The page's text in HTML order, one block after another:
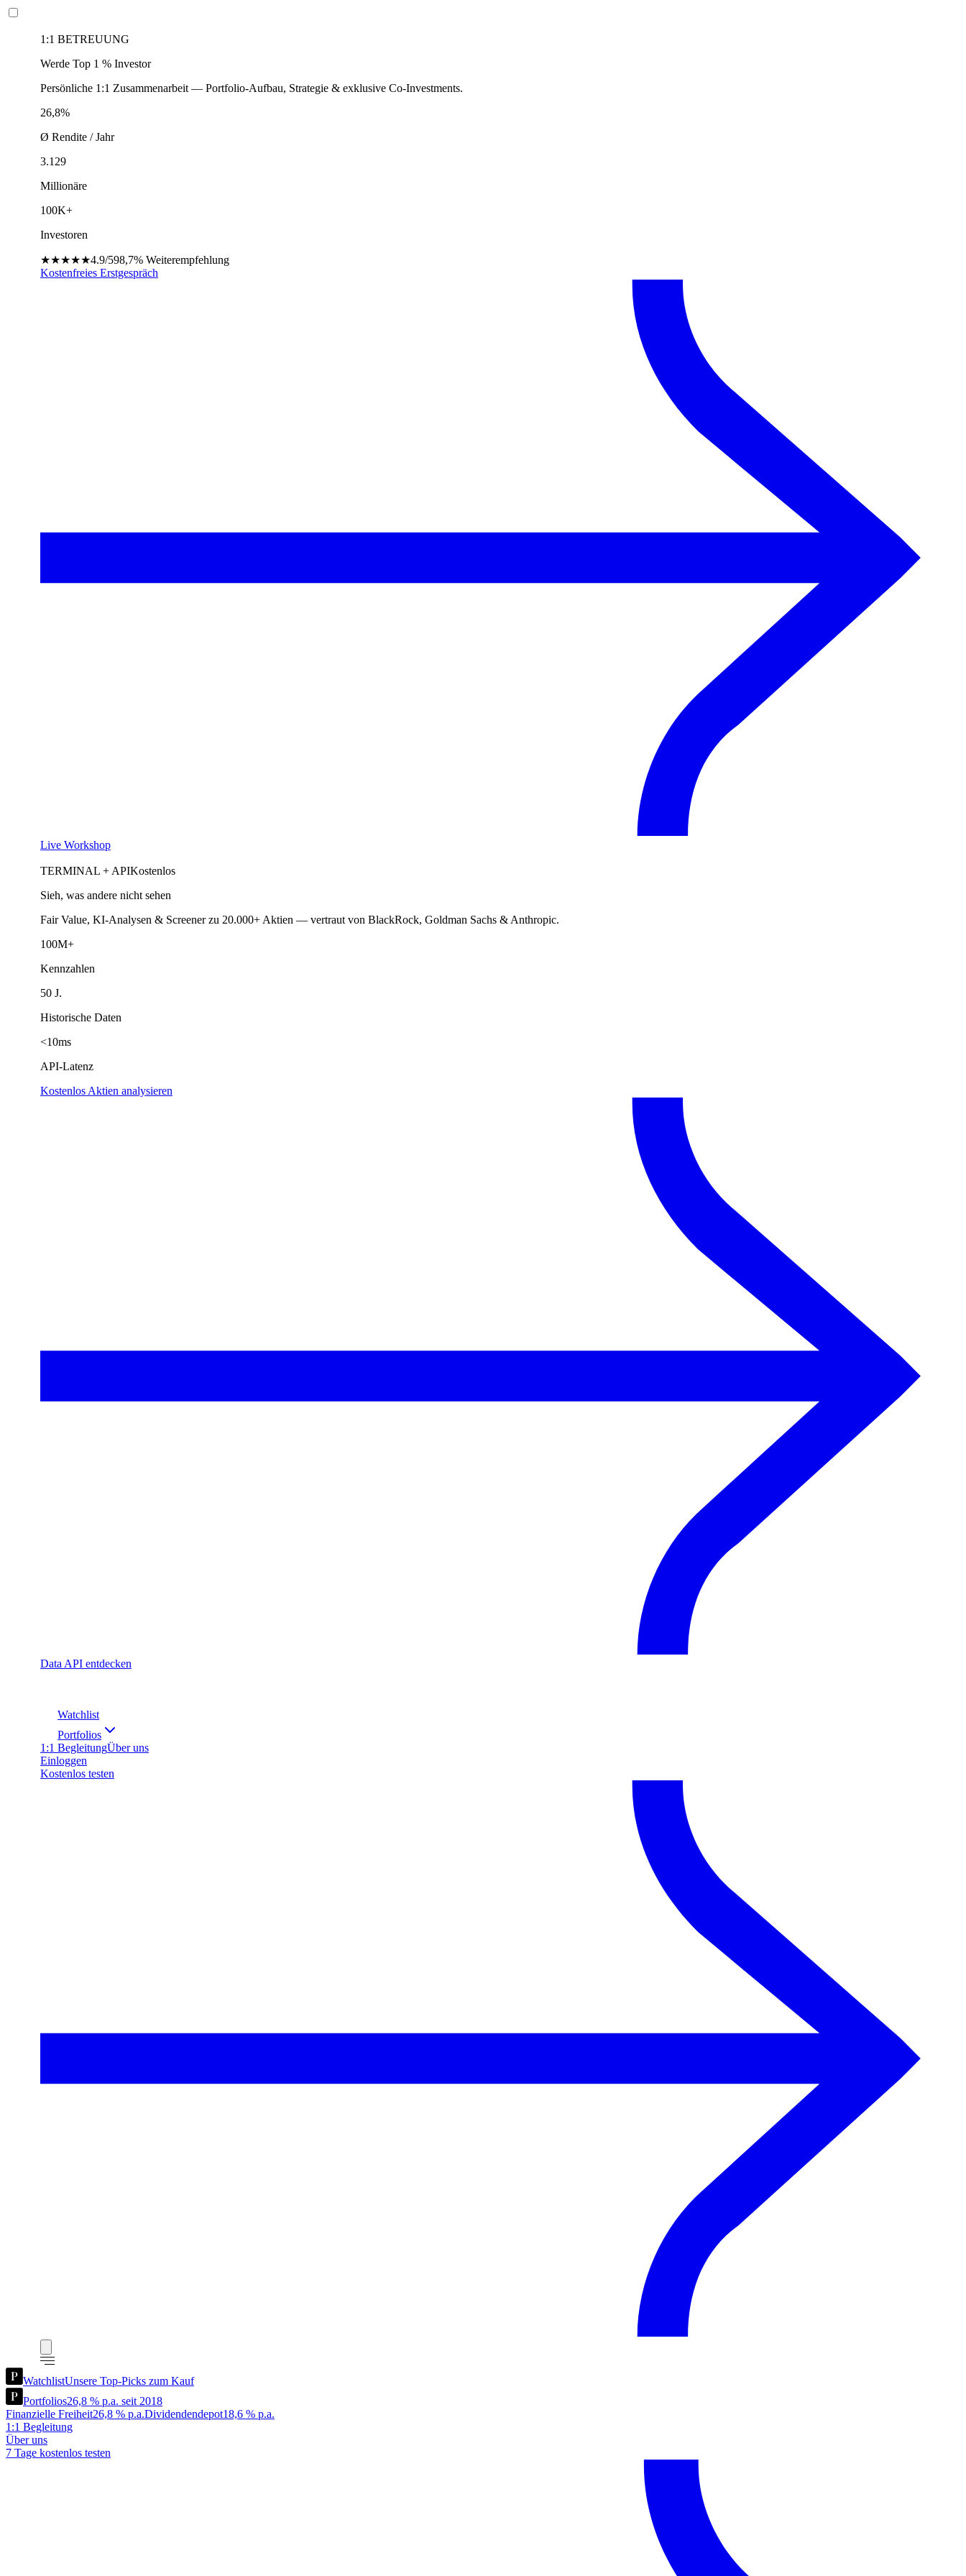
1:1 BETREUUNG
Werde Top 1 % Investor
Persönliche 1:1 Zusammenarbeit — Portfolio-Aufbau, Strategie & exklusive Co-Investments.
26,8%
Ø Rendite / Jahr
3.129
Millionäre
100K+
Investoren
★★★★★4.9/598,7% Weiterempfehlung
Kostenfreies Erstgespräch
Live Workshop
TERMINAL + APIKostenlos
Sieh, was andere nicht sehen
Fair Value, KI-Analysen & Screener zu 20.000+ Aktien — vertraut von BlackRock, Goldman Sachs & Anthropic.
100M+
Kennzahlen
50 J.
Historische Daten
<10ms
API-Latenz
Kostenlos Aktien analysieren
Data API entdecken
Watchlist
Portfolios
1:1 BegleitungÜber uns
Einloggen
Kostenlos testen
WatchlistUnsere Top-Picks zum Kauf
Portfolios26,8 % p.a. seit 2018
Finanzielle Freiheit26,8 % p.a.Dividendendepot18,6 % p.a.
1:1 Begleitung
Über uns
7 Tage kostenlos testen